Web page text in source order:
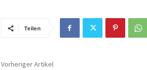
Teilen
Vorheriger Artikel